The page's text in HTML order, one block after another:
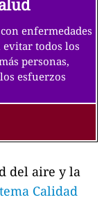
enfermedades
evitar todos los
personas,
esfuerzos
del aire y la
tema Calidad